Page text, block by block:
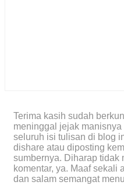
Terima kasih sudah
meninggal jejak
seluruh isi tulisan di blog
dishare atau diposting
sumbernya. Diharap tidak
komentar, ya. Maaf sekali
dan salam semangat